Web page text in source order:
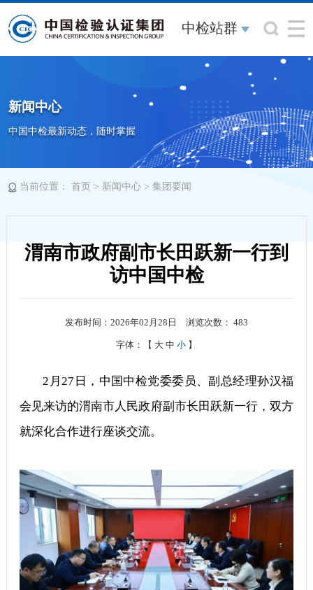
中检站群
新闻中心
中国中检最新动态，随时掌握
当前位置： 首页> 新闻中心> 集团要闻
渭南市政府副市长田跃新一行到
访中国中检
发布时间：2026年02月28日 浏览次数：483
字体：【 大 中 小 】
2月27日，中国中检党委委员、副总经理孙汉福
会见来访的渭南市人民政府副市长田跃新一行，双方
就深化合作进行座谈交流。